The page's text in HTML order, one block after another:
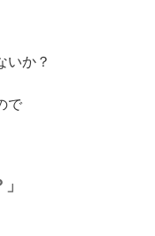
いか？
で